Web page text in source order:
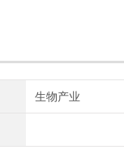
和US FDA等国际标准；
生物产业